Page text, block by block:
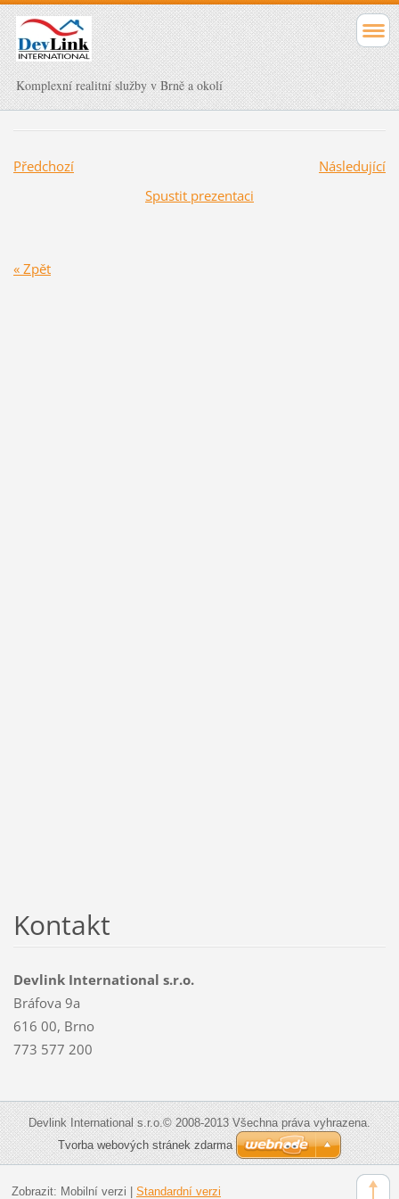
Komplexní realitní služby v Brně a okolí
Předchozí
Následující
Spustit prezentaci
« Zpět
Kontakt
Devlink International s.r.o.
Bráfova 9a
616 00, Brno
773 577 200
Devlink International s.r.o.© 2008-2013 Všechna práva vyhrazena.
Tvorba webových stránek zdarma
Zobrazit: Mobilní verzi Standardní verzi